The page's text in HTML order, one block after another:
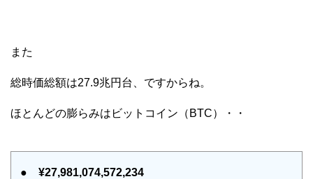
また
総時価総額は27.9兆円台、ですからね。
ほとんどの膨らみはビットコイン（BTC）・・
● ¥27,981,074,572,234